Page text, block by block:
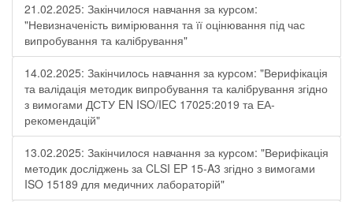
21.02.2025: Закінчилося навчання за курсом:
"Невизначеність вимірювання та її оцінювання під час
випробування та калібрування"
14.02.2025: Закінчилось навчання за курсом: "Верифікація
та валідація методик випробування та калібрування згідно
з вимогами ДСТУ EN ISO/IEC 17025:2019 та ЕА-
рекомендацій"
13.02.2025: Закінчилося навчання за курсом: "Верифікація
методик досліджень за CLSI EP 15-A3 згідно з вимогами
ISO 15189 для медичних лабораторій"